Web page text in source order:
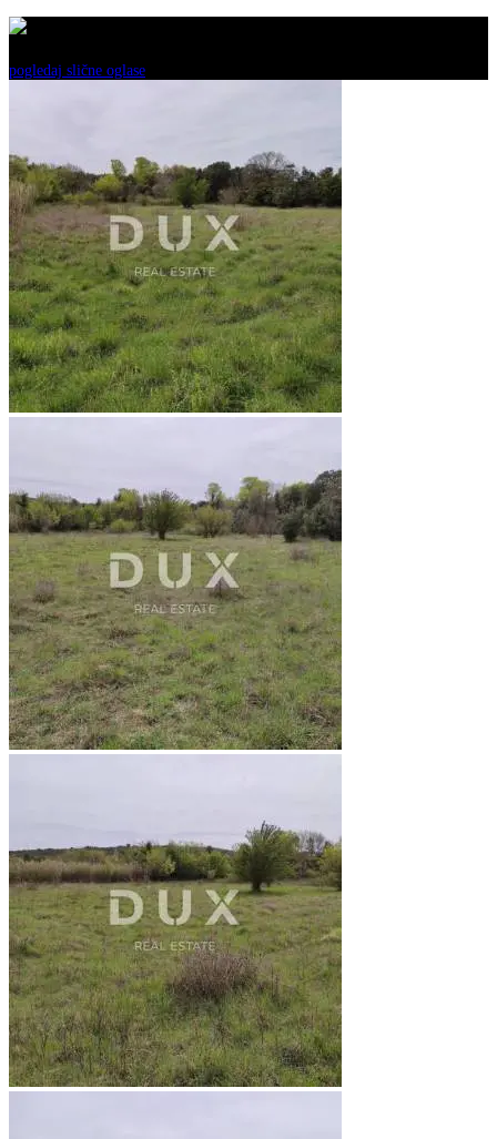
pogledaj slične oglase